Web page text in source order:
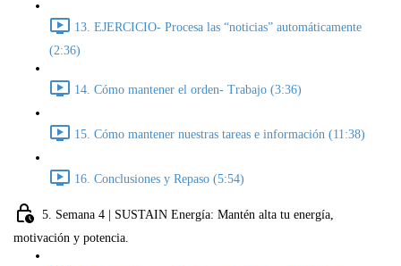
13. EJERCICIO- Procesa las “noticias” automáticamente
(2:36)
14. Cómo mantener el orden- Trabajo (3:36)
15. Cómo mantener nuestras tareas e información (11:38)
16. Conclusiones y Repaso (5:54)
5. Semana 4 | SUSTAIN Energía: Mantén alta tu energía,
motivación y potencia.